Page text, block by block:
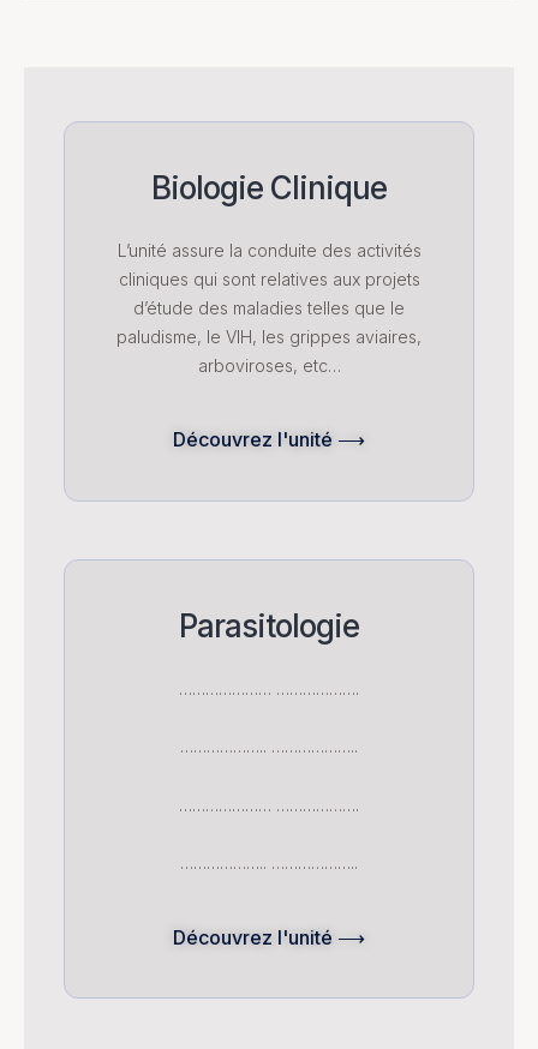
Biologie Clinique
L’unité assure la conduite des activités
cliniques qui sont relatives aux projets
d’étude des maladies telles que le
paludisme, le VIH, les grippes aviaires,
arboviroses, etc…
Découvrez l'unité ⟶
Parasitologie
………………… ……………….
……………….. ………………..
………………… ……………….
……………….. ………………..
Découvrez l'unité ⟶